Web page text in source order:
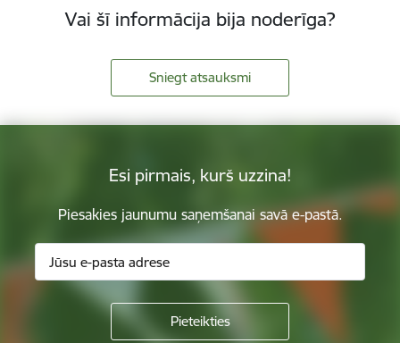
Vai šī informācija bija noderīga?
Sniegt atsauksmi
Esi pirmais, kurš uzzina!
Piesakies jaunumu saņemšanai savā e-pastā.